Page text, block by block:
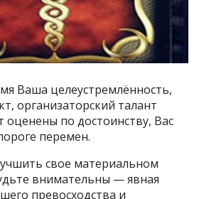
Ваша целеустремлённость,
организаторский талант
оценены по достоинству, Вас
перемен.
свое материальном
внимательны — явная
превосходства и